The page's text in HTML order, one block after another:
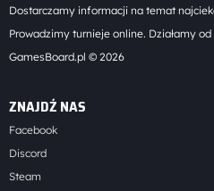
Dostarczamy informacji na temat
Prowadzimy turnieje online. Działamy od
GamesBoard.pl © 2026
ZNAJDŹ NAS
Facebook
Discord
Steam